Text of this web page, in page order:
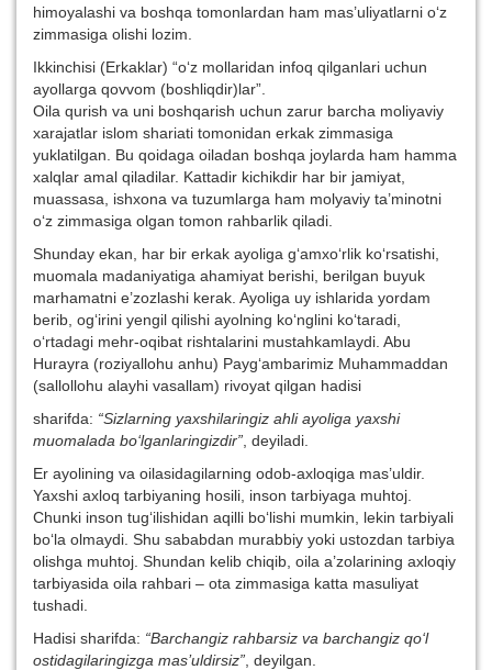
himoyalashi va boshqa tomonlardan ham mas’uliyatlarni o‘z
zimmasiga olishi lozim.
Ikkinchisi (Erkaklar) “o‘z mollaridan infoq qilganlari uchun
ayollarga qovvom (boshliqdir)lar”.
Oila qurish va uni boshqarish uchun zarur barcha moliyaviy
xarajatlar islom shariati tomonidan erkak zimmasiga
yuklatilgan. Bu qoidaga oiladan boshqa joylarda ham hamma
xalqlar amal qiladilar. Kattadir kichikdir har bir jamiyat,
muassasa, ishxona va tuzumlarga ham molyaviy ta’minotni
o‘z zimmasiga olgan tomon rahbarlik qiladi.
Shunday ekan, har bir erkak ayoliga g‘amxo‘rlik ko‘rsatishi,
muomala madaniyatiga ahamiyat berishi, berilgan buyuk
marhamatni e’zozlashi kerak. Ayoliga uy ishlarida yordam
berib, og‘irini yengil qilishi ayolning ko‘nglini ko‘taradi,
o‘rtadagi mehr-oqibat rishtalarini mustahkamlaydi. Abu
Hurayra (roziyallohu anhu) Payg‘ambarimiz Muhammaddan
(sallollohu alayhi vasallam) rivoyat qilgan hadisi
sharifda: “Sizlarning yaxshilaringiz ahli ayoliga yaxshi
muomalada bo‘lganlaringizdir” , deyiladi.
Er ayolining va oilasidagilarning odob-axloqiga mas’uldir.
Yaxshi axloq tarbiyaning hosili, inson tarbiyaga muhtoj.
Chunki inson tug‘ilishidan aqilli bo‘lishi mumkin, lekin tarbiyali
bo‘la olmaydi. Shu sababdan murabbiy yoki ustozdan tarbiya
olishga muhtoj. Shundan kelib chiqib, oila a’zolarining axloqiy
tarbiyasida oila rahbari – ota zimmasiga katta masuliyat
tushadi.
Hadisi sharifda: “Barchangiz rahbarsiz va barchangiz qo‘l
ostidagilaringizga mas’uldirsiz” , deyilgan.